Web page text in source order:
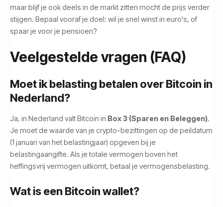
maar blijf je ook deels in de markt zitten mocht de prijs verder
stijgen. Bepaal vooraf je doel: wil je snel winst in euro's, of
spaar je voor je pensioen?
Veelgestelde vragen (FAQ)
Moet ik belasting betalen over Bitcoin in
Nederland?
Ja, in Nederland valt Bitcoin in Box 3 (Sparen en Beleggen).
Je moet de waarde van je crypto-bezittingen op de peildatum
(1 januari van het belastingjaar) opgeven bij je
belastingaangifte. Als je totale vermogen boven het
heffingsvrij vermogen uitkomt, betaal je vermogensbelasting.
Wat is een Bitcoin wallet?